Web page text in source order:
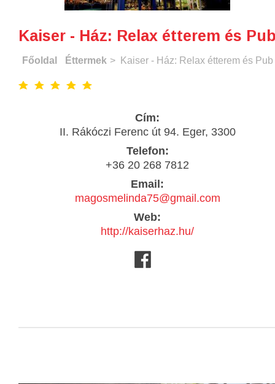
Kaiser - Ház: Relax étterem és
Főoldal Éttermek > Kaiser - Ház: Relax étterem és Pub
Cím:
II. Rákóczi Ferenc út 94. Eger, 3300
Telefon:
+36 20 268 7812
Email:
magosmelinda75@gmail.com
Web:
http://kaiserhaz.hu/